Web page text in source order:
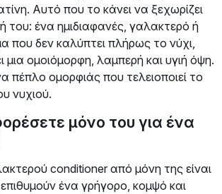
Αυτό που το κάνει να ξεχωρίζει
του: ένα ημιδιαφανές, γαλακτερό ή
που δεν καλύπτει πλήρως το νύχι,
μια ομοιόμορφη, λαμπερή και υγιή όψη.
πέπλο ομορφιάς που τελειοποιεί το
νυχιού.
μόνο του για ένα
conditioner από μόνη της είναι
επιθυμούν ένα γρήγορο, κομψό και